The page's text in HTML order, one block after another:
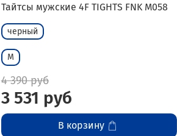
Тайтсы мужские 4F TIGHTS FNK M058
черный
M
4 390 руб
3 531 руб
В корзину